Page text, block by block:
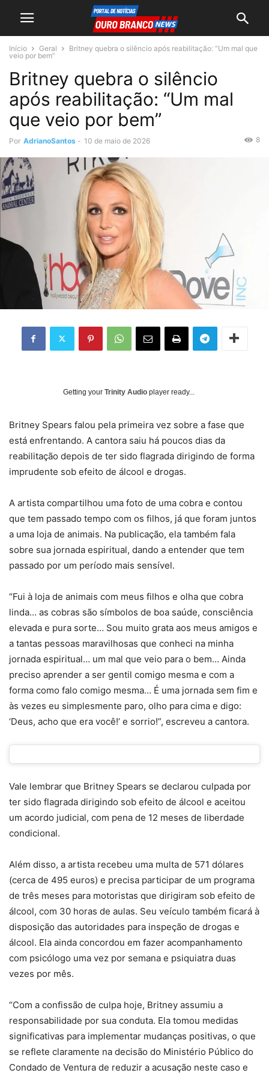
Início Geral
Britney quebra o silêncio após reabilitação: “Um mal que
veio por bem”
Britney quebra o silêncio
após reabilitação: “Um mal
que veio por bem”
Por AdrianoSantos - 10 de maio de 2026 8
Getting your Trinity Audio player ready...
Britney Spears falou pela primeira vez sobre a fase que
está enfrentando. A cantora saiu há poucos dias da
reabilitação depois de ter sido flagrada dirigindo de forma
imprudente sob efeito de álcool e drogas.
A artista compartilhou uma foto de uma cobra e contou
que tem passado tempo com os filhos, já que foram juntos
a uma loja de animais. Na publicação, ela também fala
sobre sua jornada espiritual, dando a entender que tem
passado por um período mais sensível.
“Fui à loja de animais com meus filhos e olha que cobra
linda… as cobras são símbolos de boa saúde, consciência
elevada e pura sorte… Sou muito grata aos meus amigos e
a tantas pessoas maravilhosas que conheci na minha
jornada espiritual… um mal que veio para o bem… Ainda
preciso aprender a ser gentil comigo mesma e com a
forma como falo comigo mesma… É uma jornada sem fim e
às vezes eu simplesmente paro, olho para cima e digo:
‘Deus, acho que era você!’ e sorrio!”, escreveu a cantora.
Vale lembrar que Britney Spears se declarou culpada por
ter sido flagrada dirigindo sob efeito de álcool e aceitou
um acordo judicial, com pena de 12 meses de liberdade
condicional.
Além disso, a artista recebeu uma multa de 571 dólares
(cerca de 495 euros) e precisa participar de um programa
de três meses para motoristas que dirigiram sob efeito de
álcool, com 30 horas de aulas. Seu veículo também ficará à
disposição das autoridades para inspeção de drogas e
álcool. Ela ainda concordou em fazer acompanhamento
com psicólogo uma vez por semana e psiquiatra duas
vezes por mês.
“Com a confissão de culpa hoje, Britney assumiu a
responsabilidade por sua conduta. Ela tomou medidas
significativas para implementar mudanças positivas, o que
se reflete claramente na decisão do Ministério Público do
Condado de Ventura de reduzir a acusação neste caso e